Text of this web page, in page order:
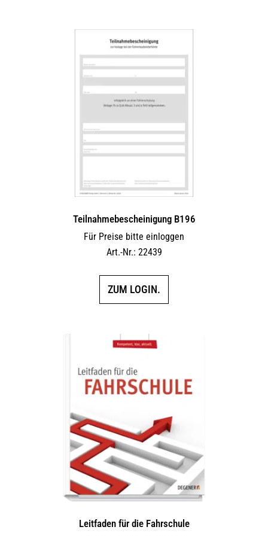
Teilnahmebescheinigung B196
Für Preise bitte einloggen
Art.-Nr.: 22439
ZUM LOGIN.
Leitfaden für die Fahrschule